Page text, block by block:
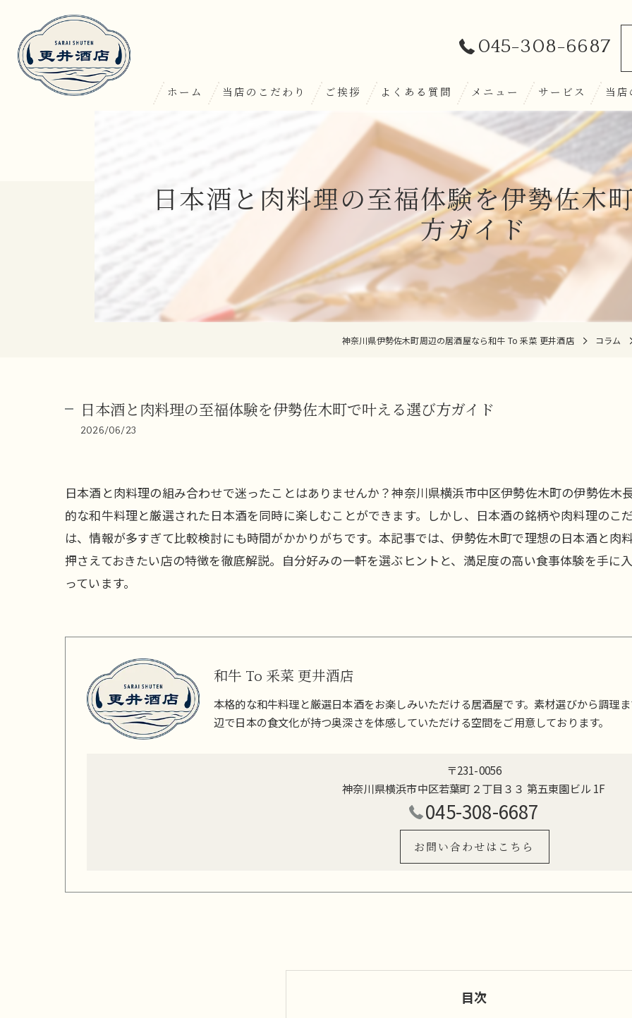
045-308-6687
ホーム 当店のこだわり ご挨拶 よくある質問 メニュー サービス 当店
日本酒
ディ
おば
和食
日本酒と肉料理の至福体験を伊勢佐木
方ガイド
神奈川県伊勢佐木町周辺の居酒屋なら和牛 To 釆菜 更井酒店 コラム
日本酒と肉料理の至福体験を伊勢佐木町で叶える選び方ガイド
2026/06/23
日本酒と肉料理の組み合わせで迷ったことはありませんか？神奈川県横浜市中区伊勢佐木町の伊勢佐木
的な和牛料理と厳選された日本酒を同時に楽しむことができます。しかし、日本酒の銘柄や肉料理のこ
は、情報が多すぎて比較検討にも時間がかかりがちです。本記事では、伊勢佐木町で理想の日本酒と肉
押さえておきたい店の特徴を徹底解説。自分好みの一軒を選ぶヒントと、満足度の高い食事体験を手に
っています。
和牛 To 釆菜 更井酒店
本格的な和牛料理と厳選日本酒をお楽しみいただける居酒屋です。素材選びから調理
辺で日本の食文化が持つ奥深さを体感していただける空間をご用意しております。
〒231-0056
神奈川県横浜市中区若葉町２丁目３３ 第五東園ビル 1F
045-308-6687
お問い合わせはこちら
目次